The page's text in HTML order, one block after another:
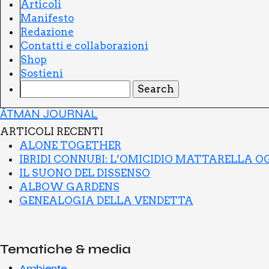
Arti­co­li
Mani­fe­sto
Reda­zio­ne
Con­tat­ti e col­la­bo­ra­zio­ni
Shop
Sostie­ni
ĀTMAN JOURNAL
ARTI­CO­LI RECEN­TI
ALO­NE TOGE­THER
IBRI­DI CON­NU­BI: L’O­MI­CI­DIO MAT­TA­REL­LA
IL SUO­NO DEL DIS­SEN­SO
ALBOW GAR­DENS
GENEA­LO­GIA DEL­LA VEN­DET­TA
Tematiche & media